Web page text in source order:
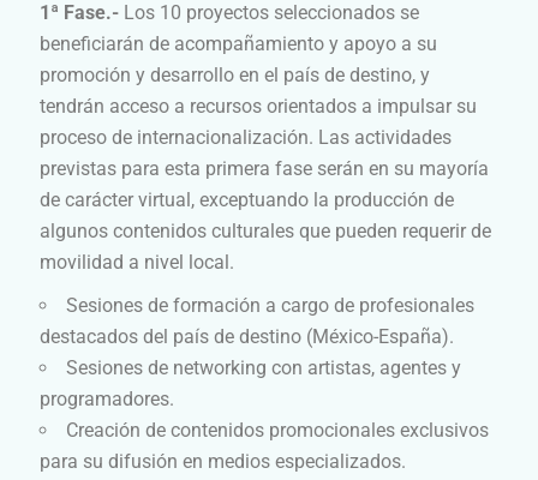
1ª Fase.- Los 10 proyectos seleccionados se
beneficiarán de acompañamiento y apoyo a su
promoción y desarrollo en el país de destino, y
tendrán acceso a recursos orientados a impulsar su
proceso de internacionalización. Las actividades
previstas para esta primera fase serán en su mayoría
de carácter virtual, exceptuando la producción de
algunos contenidos culturales que pueden requerir de
movilidad a nivel local.
Sesiones de formación a cargo de profesionales
destacados del país de destino (México-España).
Sesiones de networking con artistas, agentes y
programadores.
Creación de contenidos promocionales exclusivos
para su difusión en medios especializados.